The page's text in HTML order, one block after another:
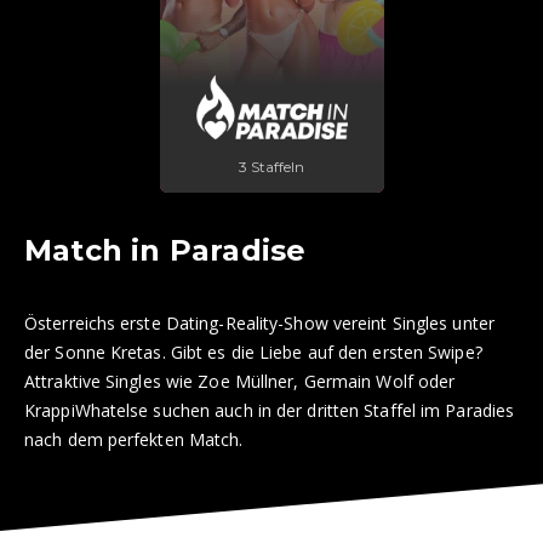
3 Staffeln
Match in Paradise
Österreichs erste Dating-Reality-Show vereint Singles unter
der Sonne Kretas. Gibt es die Liebe auf den ersten Swipe?
Attraktive Singles wie Zoe Müllner, Germain Wolf oder
KrappiWhatelse suchen auch in der dritten Staffel im Paradies
nach dem perfekten Match.